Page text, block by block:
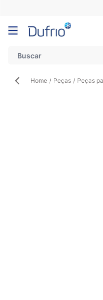
Pular para o conteúdo
Home / Peças / Peças